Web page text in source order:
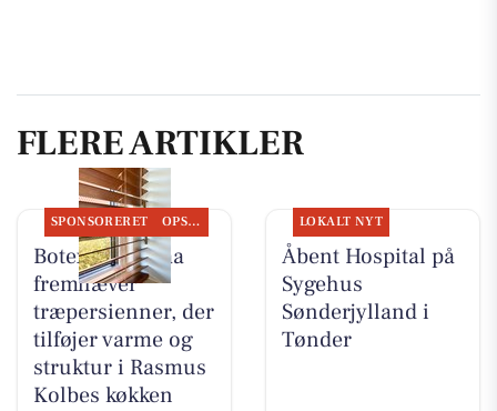
FLERE ARTIKLER
SPONSORERET OPSLAGSTAVLEN
Botex Aabenraa
fremhæver
træpersienner, der
tilføjer varme og
struktur i Rasmus
Kolbes køkken
LOKALT NYT
Åbent Hospital på
Sygehus
Sønderjylland i
Tønder